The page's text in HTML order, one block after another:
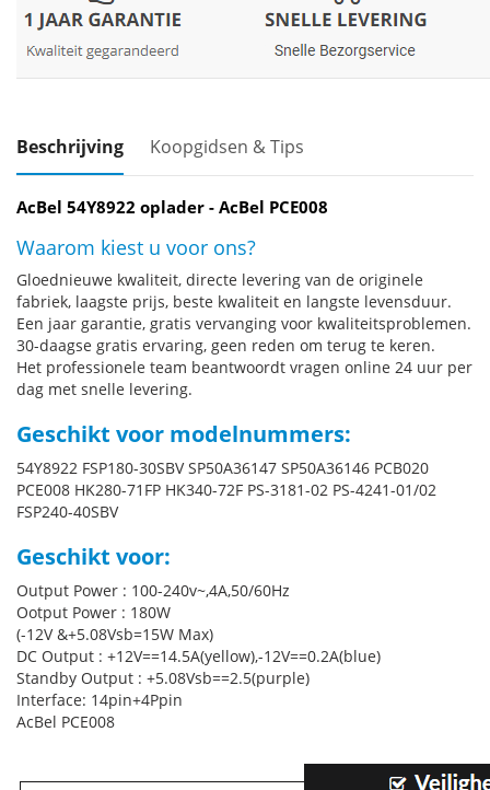
Beschrijving Koopgidsen & Tips
AcBel 54Y8922 oplader - AcBel PCE008
Waarom kiest u voor ons?
Gloednieuwe kwaliteit, directe levering van de originele
fabriek, laagste prijs, beste kwaliteit en langste levensduur.
Een jaar garantie, gratis vervanging voor kwaliteitsproblemen.
30-daagse gratis ervaring, geen reden om terug te keren.
Het professionele team beantwoordt vragen online 24 uur per
dag met snelle levering.
Geschikt voor modelnummers:
54Y8922 FSP180-30SBV SP50A36147 SP50A36146 PCB020
PCE008 HK280-71FP HK340-72F PS-3181-02 PS-4241-01/02
FSP240-40SBV
Geschikt voor:
Output Power : 100-240v~,4A,50/60Hz
Ootput Power : 180W
(-12V &+5.08Vsb=15W Max)
DC Output : +12V==14.5A(yellow),-12V==0.2A(blue)
Standby Output : +5.08Vsb==2.5(purple)
Interface: 14pin+4Ppin
AcBel PCE008